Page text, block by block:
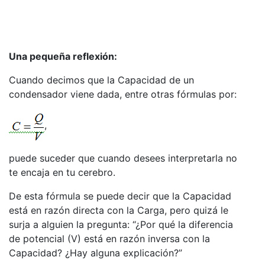
Una pequeña reflexión:
Cuando decimos que la Capacidad de un
condensador viene dada, entre otras fórmulas por:
,
puede suceder que cuando desees interpretarla no
te encaja en tu cerebro.
De esta fórmula se puede decir que la Capacidad
está en razón directa con la Carga, pero quizá le
surja a alguien la pregunta: “¿Por qué la diferencia
de potencial (V) está en razón inversa con la
Capacidad? ¿Hay alguna explicación?”